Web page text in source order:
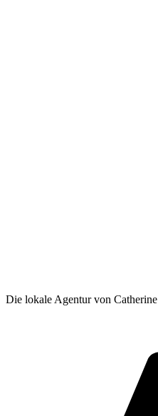
Die lokale Agentur von Catherine